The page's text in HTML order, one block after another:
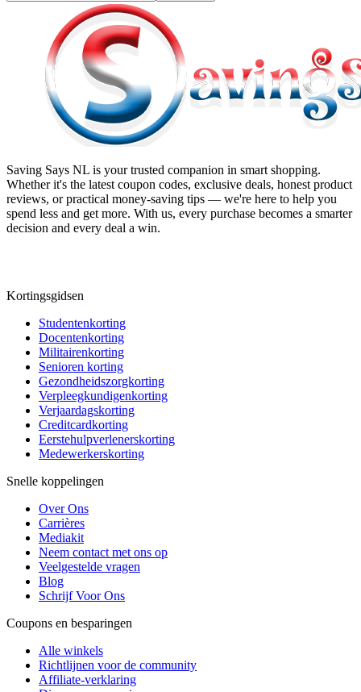
Saving Says NL is your trusted companion in smart shopping.
Whether it's the latest coupon codes, exclusive deals, honest product
reviews, or practical money-saving tips — we're here to help you
spend less and get more. With us, every purchase becomes a smarter
decision and every deal a win.
Kortingsgidsen
Studentenkorting
Docentenkorting
Militairenkorting
Senioren korting
Gezondheidszorgkorting
Verpleegkundigenkorting
Verjaardagskorting
Creditcardkorting
Eerstehulpverlenerskorting
Medewerkerskorting
Snelle koppelingen
Over Ons
Carrières
Mediakit
Neem contact met ons op
Veelgestelde vragen
Blog
Schrijf Voor Ons
Coupons en besparingen
Alle winkels
Richtlijnen voor de community
Affiliate-verklaring